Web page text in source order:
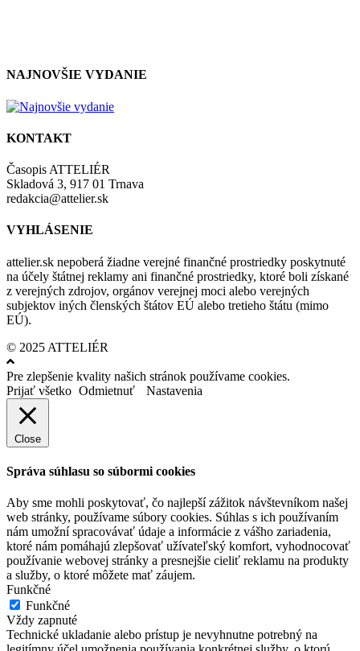
NAJNOVŠIE VYDANIE
KONTAKT
Časopis ATTELIÉR
Skladová 3, 917 01 Trnava
redakcia@attelier.sk
VYHLÁSENIE
attelier.sk nepoberá žiadne verejné finančné prostriedky poskytnuté
na účely štátnej reklamy ani finančné prostriedky, ktoré boli získané
z verejných zdrojov, orgánov verejnej moci alebo verejných
subjektov iných členských štátov EÚ alebo tretieho štátu (mimo
EÚ).
© 2025 ATTELIÉR
Pre zlepšenie kvality našich stránok používame cookies.
Prijať všetko Odmietnuť Nastavenia
Close
Správa súhlasu so súbormi cookies
Aby sme mohli poskytovať, čo najlepší zážitok návštevníkom našej
web stránky, používame súbory cookies. Súhlas s ich používaním
nám umožní spracovávať údaje a informácie z vášho zariadenia,
ktoré nám pomáhajú zlepšovať užívateľský komfort, vyhodnocovať
používanie webovej stránky a presnejšie cieliť reklamu na produkty
a služby, o ktoré môžete mať záujem.
Funkčné
Funkčné
Vždy zapnuté
Technické ukladanie alebo prístup je nevyhnutne potrebný na